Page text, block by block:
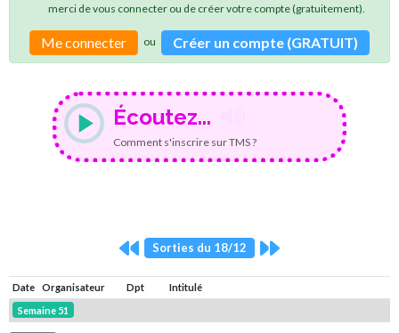
merci de vous connecter ou de créer votre compte (gratuitement).
Me connecter ou Créer un compte (GRATUIT)
Écoutez...
Comment s'inscrire sur TMS ?
Sorties du 18/12
Date Organisateur Dpt
Intitulé
Semaine 51